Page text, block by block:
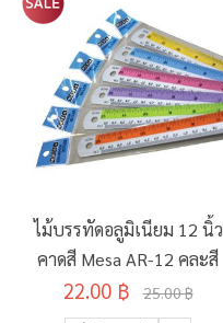
ไม้บรรทัดอลูมิเนียม 12 นิ้ว
คาดสี Mesa AR-12 คละสี
22.00 ฿ 25.00 ฿